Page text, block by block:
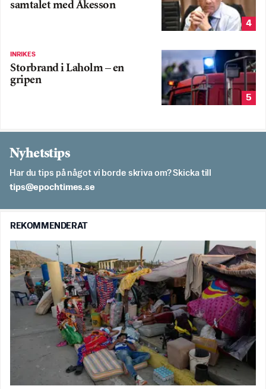
samtalet med Åkesson
4
INRIKES
Storbrand i Laholm – en
gripen
5
Nyhetstips
Har du tips på något vi borde skriva om? Skicka till
es.semithcope@spit
REKOMMENDERAT